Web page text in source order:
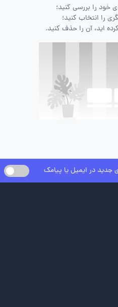
خود را بررسی کنید؛
را انتخاب کنید؛
اید، آن را حذف کنید.
در ایمیل یا پیامک